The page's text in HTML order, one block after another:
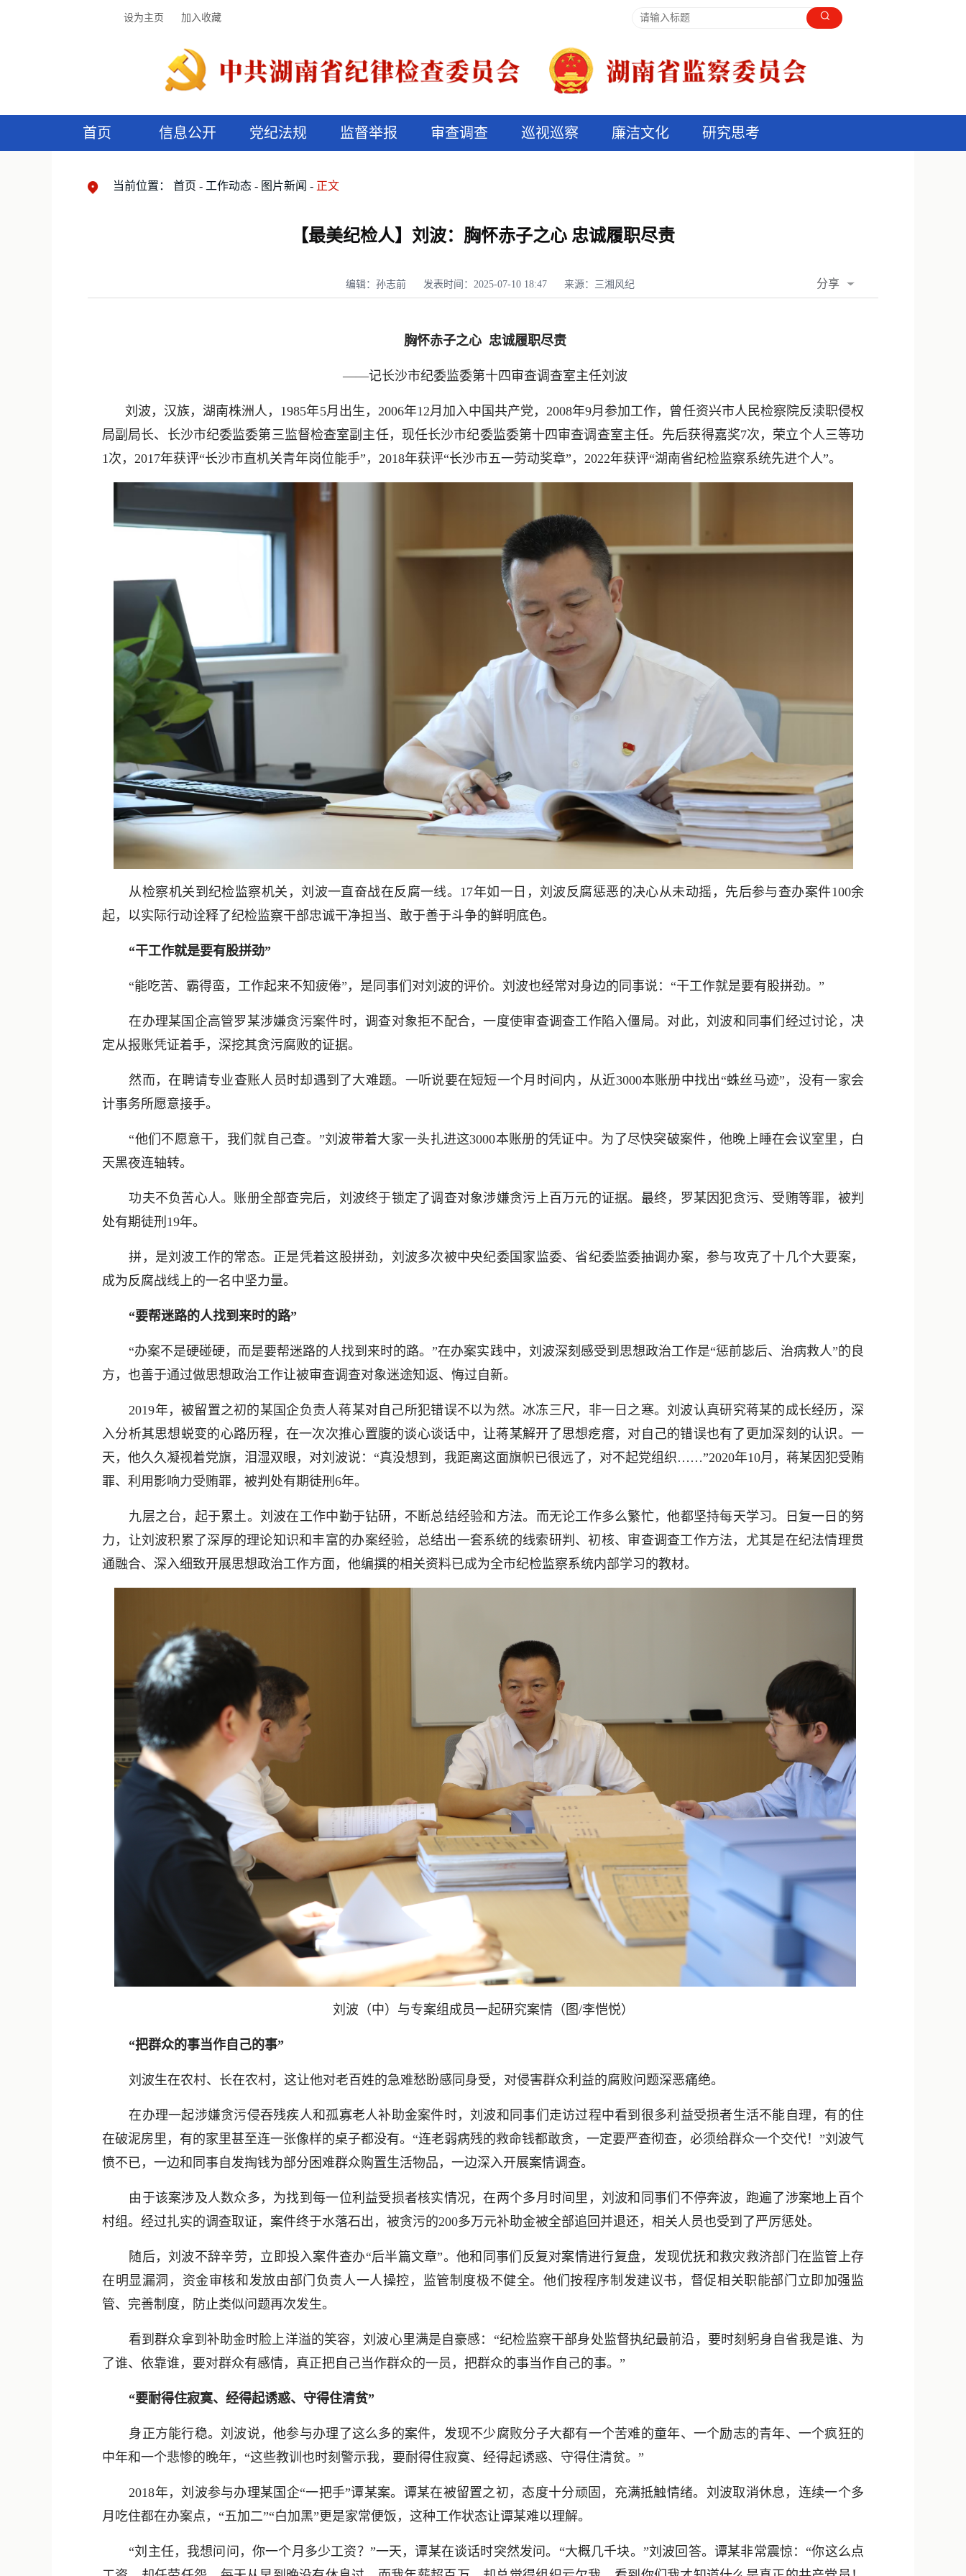
设为主页 加入收藏
首页 信息公开 党纪法规 监督举报 审查调查 巡视巡察 廉洁文化 研究思考
当前位置： 首页 工作动态 图片新闻 正文
【最美纪检人】刘波：胸怀赤子之心 忠诚履职尽责
编辑：孙志前 发表时间：2025-07-10 18:47 来源：三湘风纪 分享
胸怀赤子之心 忠诚履职尽责
——记长沙市纪委监委第十四审查调查室主任刘波
刘波，汉族，湖南株洲人，1985年5月出生，2006年12月加入中国共产党，2008年9月参加工作，曾任资兴市人民检察院反渎职侵权
局副局长、长沙市纪委监委第三监督检查室副主任，现任长沙市纪委监委第十四审查调查室主任。先后获得嘉奖7次，荣立个人三等功
1次，2017年获评“长沙市直机关青年岗位能手”，2018年获评“长沙市五一劳动奖章”，2022年获评“湖南省纪检监察系统先进个人”。
从检察机关到纪检监察机关，刘波一直奋战在反腐一线。17年如一日，刘波反腐惩恶的决心从未动摇，先后参与查办案件100余
起，以实际行动诠释了纪检监察干部忠诚干净担当、敢于善于斗争的鲜明底色。
“干工作就是要有股拼劲”
“能吃苦、霸得蛮，工作起来不知疲倦”，是同事们对刘波的评价。刘波也经常对身边的同事说：“干工作就是要有股拼劲。”
在办理某国企高管罗某涉嫌贪污案件时，调查对象拒不配合，一度使审查调查工作陷入僵局。对此，刘波和同事们经过讨论，决
定从报账凭证着手，深挖其贪污腐败的证据。
然而，在聘请专业查账人员时却遇到了大难题。一听说要在短短一个月时间内，从近3000本账册中找出“蛛丝马迹”，没有一家会
计事务所愿意接手。
“他们不愿意干，我们就自己查。”刘波带着大家一头扎进这3000本账册的凭证中。为了尽快突破案件，他晚上睡在会议室里，白
天黑夜连轴转。
功夫不负苦心人。账册全部查完后，刘波终于锁定了调查对象涉嫌贪污上百万元的证据。最终，罗某因犯贪污、受贿等罪，被判
处有期徒刑19年。
拼，是刘波工作的常态。正是凭着这股拼劲，刘波多次被中央纪委国家监委、省纪委监委抽调办案，参与攻克了十几个大要案，
成为反腐战线上的一名中坚力量。
“要帮迷路的人找到来时的路”
“办案不是硬碰硬，而是要帮迷路的人找到来时的路。”在办案实践中，刘波深刻感受到思想政治工作是“惩前毖后、治病救人”的良
方，也善于通过做思想政治工作让被审查调查对象迷途知返、悔过自新。
2019年，被留置之初的某国企负责人蒋某对自己所犯错误不以为然。冰冻三尺，非一日之寒。刘波认真研究蒋某的成长经历，深
入分析其思想蜕变的心路历程，在一次次推心置腹的谈心谈话中，让蒋某解开了思想疙瘩，对自己的错误也有了更加深刻的认识。一
天，他久久凝视着党旗，泪湿双眼，对刘波说：“真没想到，我距离这面旗帜已很远了，对不起党组织……”2020年10月，蒋某因犯受贿
罪、利用影响力受贿罪，被判处有期徒刑6年。
九层之台，起于累土。刘波在工作中勤于钻研，不断总结经验和方法。而无论工作多么繁忙，他都坚持每天学习。日复一日的努
力，让刘波积累了深厚的理论知识和丰富的办案经验，总结出一套系统的线索研判、初核、审查调查工作方法，尤其是在纪法情理贯
通融合、深入细致开展思想政治工作方面，他编撰的相关资料已成为全市纪检监察系统内部学习的教材。
刘波（中）与专案组成员一起研究案情（图/李恺悦）
“把群众的事当作自己的事”
刘波生在农村、长在农村，这让他对老百姓的急难愁盼感同身受，对侵害群众利益的腐败问题深恶痛绝。
在办理一起涉嫌贪污侵吞残疾人和孤寡老人补助金案件时，刘波和同事们走访过程中看到很多利益受损者生活不能自理，有的住
在破泥房里，有的家里甚至连一张像样的桌子都没有。“连老弱病残的救命钱都敢贪，一定要严查彻查，必须给群众一个交代！”刘波气
愤不已，一边和同事自发掏钱为部分困难群众购置生活物品，一边深入开展案情调查。
由于该案涉及人数众多，为找到每一位利益受损者核实情况，在两个多月时间里，刘波和同事们不停奔波，跑遍了涉案地上百个
村组。经过扎实的调查取证，案件终于水落石出，被贪污的200多万元补助金被全部追回并退还，相关人员也受到了严厉惩处。
随后，刘波不辞辛劳，立即投入案件查办“后半篇文章”。他和同事们反复对案情进行复盘，发现优抚和救灾救济部门在监管上存
在明显漏洞，资金审核和发放由部门负责人一人操控，监管制度极不健全。他们按程序制发建议书，督促相关职能部门立即加强监
管、完善制度，防止类似问题再次发生。
看到群众拿到补助金时脸上洋溢的笑容，刘波心里满是自豪感：“纪检监察干部身处监督执纪最前沿，要时刻躬身自省我是谁、为
了谁、依靠谁，要对群众有感情，真正把自己当作群众的一员，把群众的事当作自己的事。”
“要耐得住寂寞、经得起诱惑、守得住清贫”
身正方能行稳。刘波说，他参与办理了这么多的案件，发现不少腐败分子大都有一个苦难的童年、一个励志的青年、一个疯狂的
中年和一个悲惨的晚年，“这些教训也时刻警示我，要耐得住寂寞、经得起诱惑、守得住清贫。”
2018年，刘波参与办理某国企“一把手”谭某案。谭某在被留置之初，态度十分顽固，充满抵触情绪。刘波取消休息，连续一个多
月吃住都在办案点，“五加二”“白加黑”更是家常便饭，这种工作状态让谭某难以理解。
“刘主任，我想问问，你一个月多少工资？”一天，谭某在谈话时突然发问。“大概几千块。”刘波回答。谭某非常震惊：“你这么点